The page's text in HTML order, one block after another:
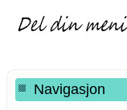
Navigasjon